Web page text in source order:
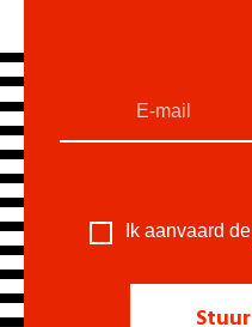
Ik aanvaard de